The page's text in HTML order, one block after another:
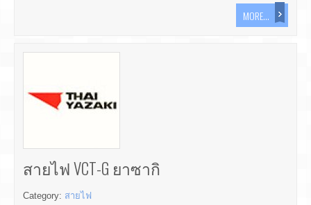
MORE...
สายไฟ VCT-G ยาซากิ
Category: สายไฟ